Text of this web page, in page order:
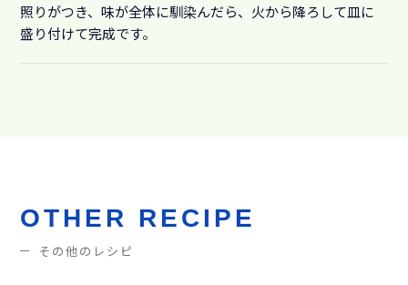
照りがつき、味が全体に馴染んだら、火から降ろして皿に
盛り付けて完成です。
OTHER RECIPE
その他のレシピ